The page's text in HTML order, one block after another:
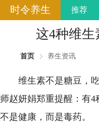
时令养生 推荐
这4种维
首页 养生资讯
维生素不是糖豆，
师赵妍娟郑重提醒：有
不是健康，而是毒药。